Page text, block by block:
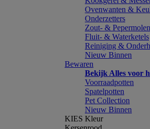
Ovenwanten &
Onderzetters
Zout- &
Fluit- & Waterketels
Reiniging &
Nieuw Binnen
Bewaren
Bekijk Alles voor
Voorraadpotten
Spatelpotten
Pet Collection
Nieuw Binnen
KIES Kleur